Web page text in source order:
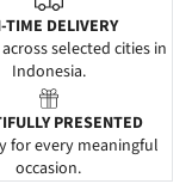
TIME DELIVERY
selected cities in
Indonesia.
PRESENTED
for every meaningful
occasion.